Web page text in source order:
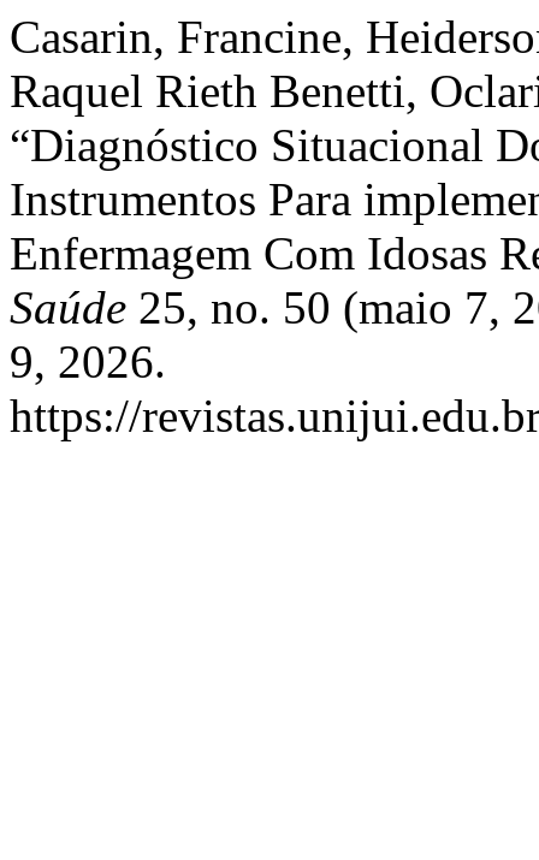
Casarin, Francine,
Raquel Rieth Benetti,
“Diagnóstico Situacional
Instrumentos Para
Enfermagem Com Idosas
Saúde 25, no. 50 (maio 7,
9, 2026.
https://